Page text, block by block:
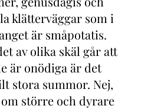
klätterväggar som i
är småpotatis.
av olika skäl går att
är onödiga är det
stora summor. Nej,
större och dyrare